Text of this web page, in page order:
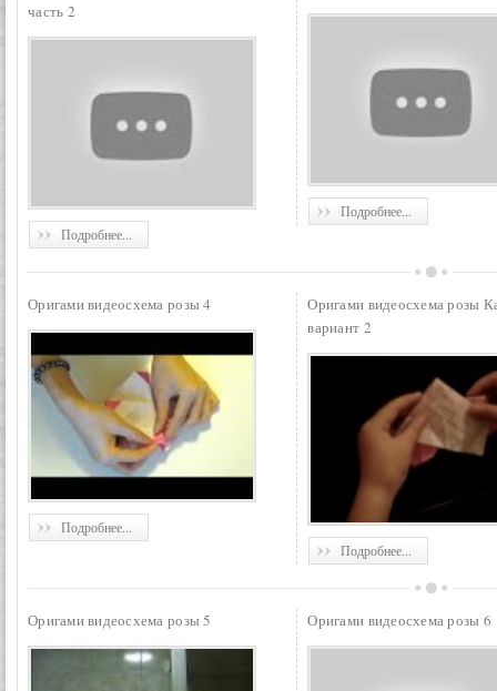
часть 2
Подробнее...
Подробнее...
Оригами видеосхема розы 4
Подробнее...
Оригами видеосхема розы
вариант 2
Подробнее...
Оригами видеосхема розы 5 Оригами видеосхема розы 6